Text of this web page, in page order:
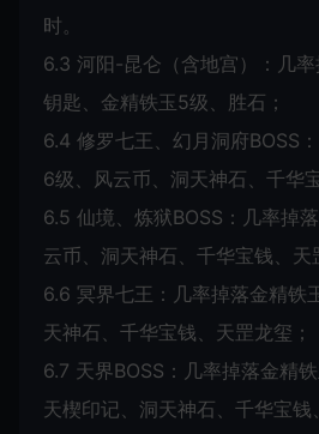
时。
6.3 河阳-昆仑（含地宫）：几
钥匙、金精铁玉5级、胜石；
6.4 修罗七王、幻月洞府BOSS
6级、风云币、洞天神石、千华
6.5 仙境、炼狱BOSS：几率掉
云币、洞天神石、千华宝钱、天
6.6 冥界七王：几率掉落金精铁
天神石、千华宝钱、天罡龙玺；
6.7 天界BOSS：几率掉落金精
天楔印记、洞天神石、千华宝